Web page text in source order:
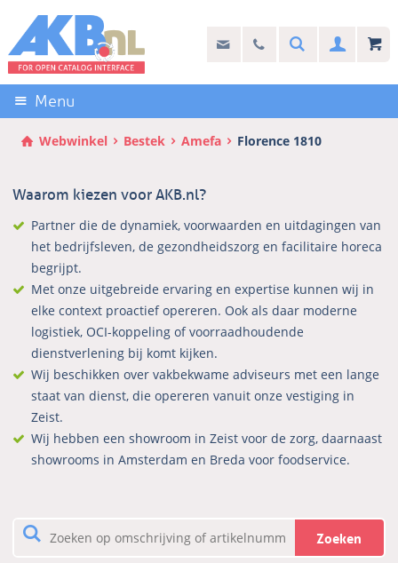
links
over
Direct
naar
de
inhoud
het
hoofdmenu
info@akb.nl
Stel uw vraag
030 69 50 814Search
Menu
Webwinkel Bestek Amefa Florence 1810
Waarom kiezen voor AKB.nl?
Partner die de dynamiek, voorwaarden en uitdagingen van
het bedrijfsleven, de gezondheidszorg en facilitaire horeca
begrijpt.
Met onze uitgebreide ervaring en expertise kunnen wij in
elke context proactief opereren. Ook als daar moderne
logistiek, OCI-koppeling of voorraadhoudende
dienstverlening bij komt kijken.
Wij beschikken over vakbekwame adviseurs met een lange
staat van dienst, die opereren vanuit onze vestiging in
Zeist.
Wij hebben een showroom in Zeist voor de zorg, daarnaast
showrooms in Amsterdam en Breda voor foodservice.
Zoeken